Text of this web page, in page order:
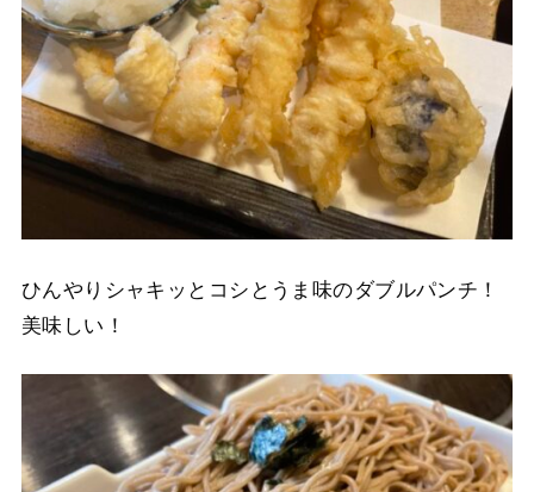
ひんやりシャキッとコシとうま味のダブルパンチ！
美味しい！